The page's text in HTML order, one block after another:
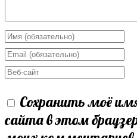
Enter
your
name
username
to
Enter
your
address
to
Enter
website
URL
Сохранить моё
сайта в этом